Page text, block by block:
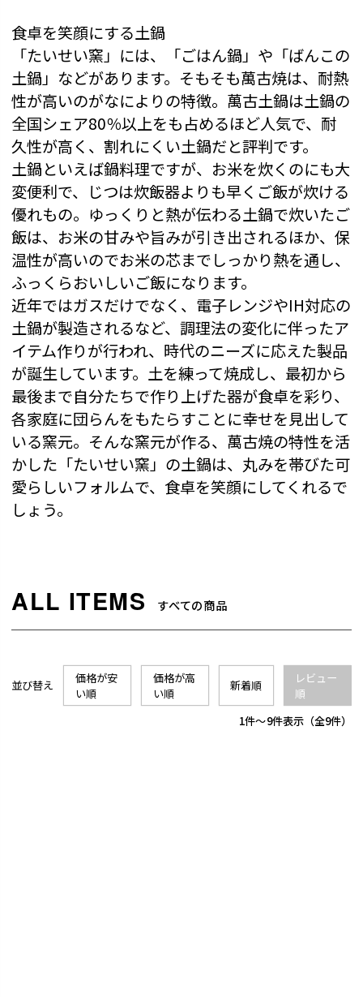
食卓を笑顔にする土鍋
「たいせい窯」には、「ごはん鍋」や「ばんこの
土鍋」などがあります。そもそも萬古焼は、耐熱
性が高いのがなによりの特徴。萬古土鍋は土鍋の
全国シェア80％以上をも占めるほど人気で、耐
久性が高く、割れにくい土鍋だと評判です。
土鍋といえば鍋料理ですが、お米を炊くのにも大
変便利で、じつは炊飯器よりも早くご飯が炊ける
優れもの。ゆっくりと熱が伝わる土鍋で炊いたご
飯は、お米の甘みや旨みが引き出されるほか、保
温性が高いのでお米の芯までしっかり熱を通し、
ふっくらおいしいご飯になります。
近年ではガスだけでなく、電子レンジやIH対応の
土鍋が製造されるなど、調理法の変化に伴ったア
イテム作りが行われ、時代のニーズに応えた製品
が誕生しています。土を練って焼成し、最初から
最後まで自分たちで作り上げた器が食卓を彩り、
各家庭に団らんをもたらすことに幸せを見出して
いる窯元。そんな窯元が作る、萬古焼の特性を活
かした「たいせい窯」の土鍋は、丸みを帯びた可
愛らしいフォルムで、食卓を笑顔にしてくれるで
しょう。
すべての商品
並び替え
価格が安
い順
価格が高
い順
新着順
レビュー
順
9
1 -9件表示